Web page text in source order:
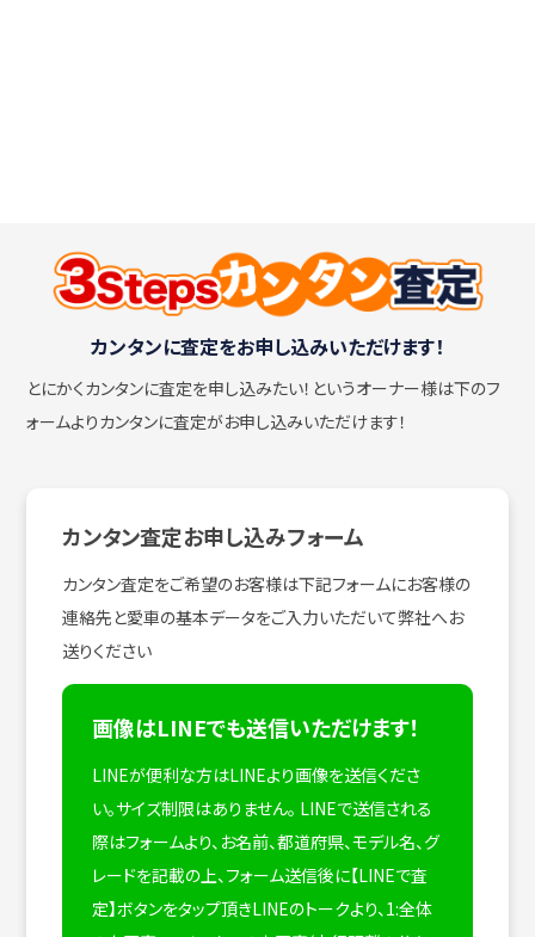
カンタンに査定をお申し込みいただけます！
とにかくカンタンに査定を申し込みたい！ というオーナー様は下のフ
ォームよりカンタンに査定がお申し込みいただけます！
カンタン査定お申し込みフォーム
カンタン査定をご希望のお客様は下記フォームにお客様の
連絡先と愛車の基本データをご入力いただいて弊社へお
送りください
画像はLINEでも送信いただけます！
LINEが便利な方はLINEより画像を送信くださ
い。サイズ制限はありません。 LINEで送信される
際はフォームより、お名前、都道府県、モデル名、グ
レードを記載の上、フォーム送信後に【LINEで査
定】ボタンをタップ頂きLINEのトークより、1:全体